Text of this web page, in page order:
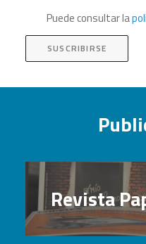
Puede consultar la
SUSCRIBIRSE
Revista